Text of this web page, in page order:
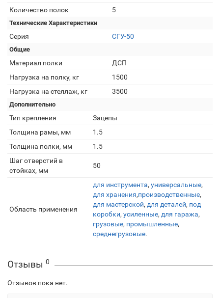
Количество полок
5
Технические Характеристики
Серия СГУ-50
Общие
Материал полки
ДСП
Нагрузка на полку, кг
1500
Нагрузка на стеллаж, кг
3500
Дополнительно
Тип крепления
Зацепы
Толщина рамы, мм
1.5
Толщина полки, мм
1.5
Шаг отверстий в
стойках, мм
50
Область применения
для инструмента, универсальные,
для хранения,производственные,
для мастерской, для деталей, под
коробки, усиленные, для гаража,
грузовые, промышленные,
среднегрузовые.
Отзывы 0
Отзывов пока нет.